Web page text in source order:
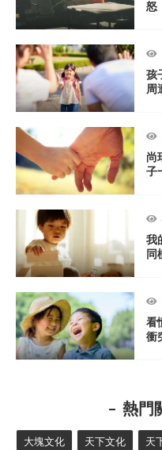
怒
孩
周
尚
子
我
同
看
衝
熱門
大塊文化 天下文化 天